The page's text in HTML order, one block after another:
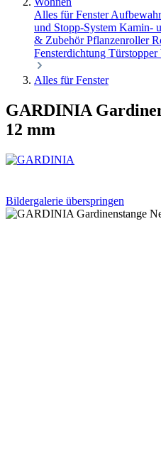
Alles für Fenster
und Stopp-System Kamin-
& ZubehörPflanzenroller
Fensterdichtung Türstopper
Alles für Fenster
GARDINIA
12 mm
Bildergalerie überspringen